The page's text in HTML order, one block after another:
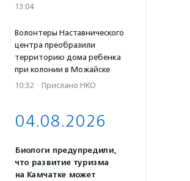
13:04
Волонтеры Наставнического
центра преобразили
территорию дома ребенка
при колонии в Можайске
10:32 · Прислано НКО
04.08.2026
Биологи предупредили,
что развитие туризма
на Камчатке может